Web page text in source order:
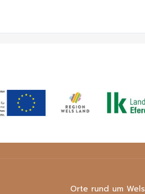
Orte rund um Wels